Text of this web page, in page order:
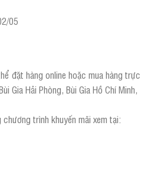
05
đặt hàng online hoặc mua hàng trực
Gia Hải Phòng, Bùi Gia Hồ Chí Minh,
trình khuyến mãi xem tại: